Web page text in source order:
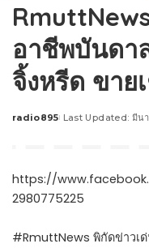
อาชีพบันดา
จิ้งหรีด ขาย
Posted
radio895 Last Updated: มีน
https://
2980775225
#RmuttNews พิกัดข่าวเด่